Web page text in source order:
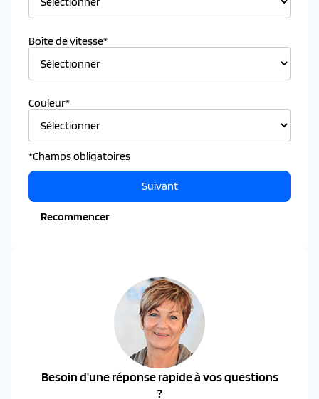
Boîte de vitesse*
Couleur*
*Champs obligatoires
Recommencer
Suivant
Besoin d'une réponse rapide à vos questions
?